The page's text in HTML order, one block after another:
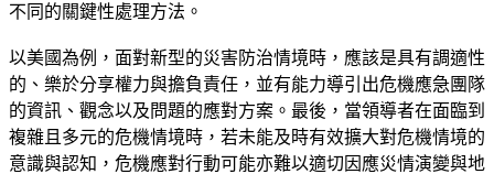
不同的關鍵性處理方法。
以美國為例，面對新型的災害防治情境時，應該是具有調適性
的、樂於分享權力與擔負責任，並有能力導引出危機應急團隊
的資訊、觀念以及問題的應對方案。最後，當領導者在面臨到
複雜且多元的危機情境時，若未能及時有效擴大對危機情境的
意識與認知，危機應對行動可能亦難以適切因應災情演變與地